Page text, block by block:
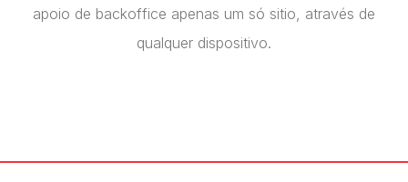
apoio de backoffice apenas um só sitio, através de
qualquer dispositivo.